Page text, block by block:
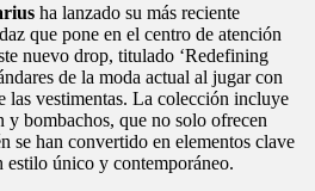
ha lanzado su más reciente
que pone en el centro de atención
nuevo drop, titulado ‘Redefining
de la moda actual al jugar con
las vestimentas. La colección incluye
y bombachos, que no solo ofrecen
se han convertido en elementos clave
estilo único y contemporáneo.